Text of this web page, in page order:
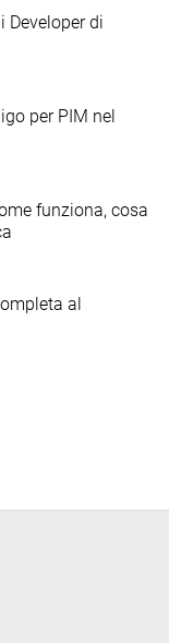
Developer di
per PIM nel
funziona, cosa
al